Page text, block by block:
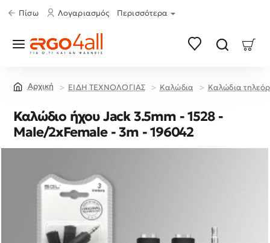
Πίσω Λογαριασμός Περισσότερα
ΕΙΔΗ ΤΕΧΝΟΛΟΓΙΑΣ Καλώδια Καλώδια
Καλώδιο ήχου Jack 3.5mm - 1528 -
Male/2xFemale - 3m - 196042